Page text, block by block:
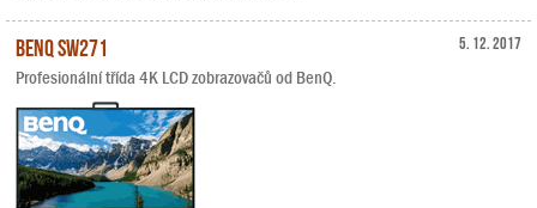
5. 12. 2017
BenQ SW271
Profesionální třída 4K LCD zobrazovačů od BenQ.